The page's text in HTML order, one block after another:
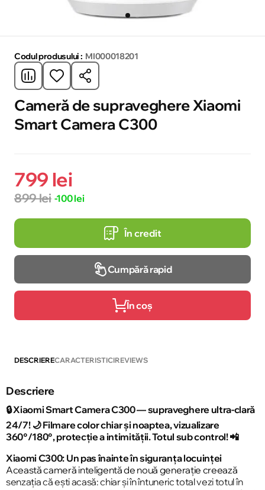
Codul produsului : MI000018201
Cameră de supraveghere Xiaomi
Smart Camera C300
799 lei
899 lei -100 lei
În credit
Cumpără rapid
În coș
DESCRIERECARACTERISTICIREVIEWS
Descriere
🔒 Xiaomi Smart Camera C300 — supraveghere ultra-clară
24/7! 🌙 Filmare color chiar și noaptea, vizualizare
360°/180°, protecție a intimității. Totul sub control! 📲
Xiaomi C300: Un pas înainte în siguranța locuinței
Această cameră inteligentă de nouă generație creează
senzația că ești acasă: chiar și în întuneric total vezi totul în